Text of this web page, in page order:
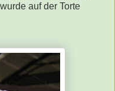
auf der Torte